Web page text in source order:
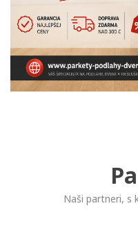
Naši partneri, s